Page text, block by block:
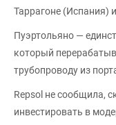
Таррагоне (Испания)
Пуэртольяно —
который
трубопроводу из
Repsol не сообщила,
инвестировать в